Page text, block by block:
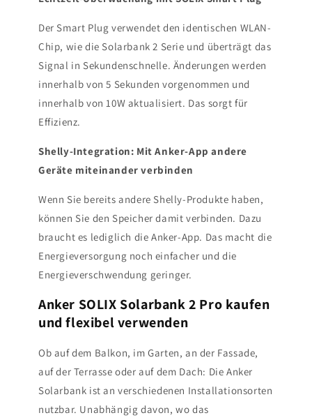
Der Smart Plug verwendet den identischen WLAN-
Chip, wie die Solarbank 2 Serie und überträgt das
Signal in Sekundenschnelle. Änderungen werden
innerhalb von 5 Sekunden vorgenommen und
innerhalb von 10W aktualisiert. Das sorgt für
Effizienz.
Shelly-Integration: Mit Anker-App andere
Geräte miteinander verbinden
Wenn Sie bereits andere Shelly-Produkte haben,
können Sie den Speicher damit verbinden. Dazu
braucht es lediglich die Anker-App. Das macht die
Energieversorgung noch einfacher und die
Energieverschwendung geringer.
Anker SOLIX Solarbank 2 Pro kaufen
und flexibel verwenden
Ob auf dem Balkon, im Garten, an der Fassade,
auf der Terrasse oder auf dem Dach: Die Anker
Solarbank ist an verschiedenen Installationsorten
nutzbar. Unabhängig davon, wo das